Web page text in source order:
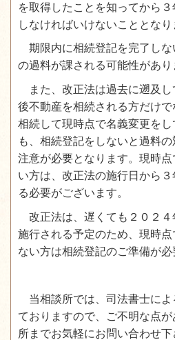
を取得したことを知ってから
しなければいけないこととなり
期限内に相続登記を完了しな
の過料が課される可能性があり
また、改正法は過去に遡及し
後不動産を相続される方だけ
相続して現時点で名義変更を
も、相続登記をしないと過料
注意が必要となります。現時
い方は、改正法の施行日から
る必要がございます。
改正法は、遅くても２０２４
施行される予定のため、現時
ない方は相続登記のご準備が
当相談所では、司法書士によ
ておりますので、ご不明な点
所までお気軽にお問い合わせ下